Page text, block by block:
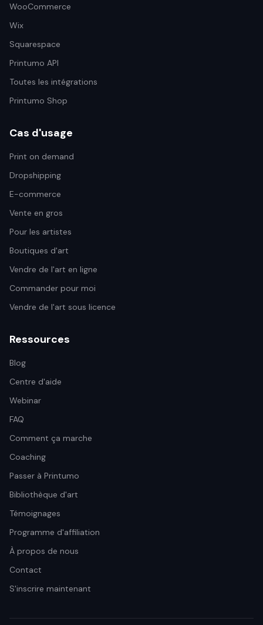
WooCommerce
Wix
Squarespace
Printumo API
Toutes les intégrations
Printumo Shop
Cas d'usage
Print on demand
Dropshipping
E-commerce
Vente en gros
Pour les artistes
Boutiques d'art
Vendre de l'art en ligne
Commander pour moi
Vendre de l'art sous licence
Ressources
Blog
Centre d'aide
Webinar
FAQ
Comment ça marche
Coaching
Passer à Printumo
Bibliothèque d'art
Témoignages
Programme d'affiliation
À propos de nous
Contact
S'inscrire maintenant